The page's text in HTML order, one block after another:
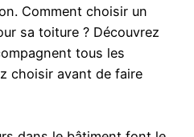
Comment choisir un
sa toiture ? Découvrez
tous les
choisir avant de faire